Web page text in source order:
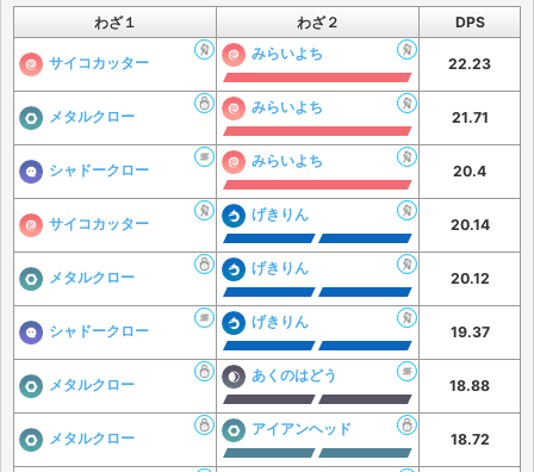
わざ１ わざ２ DPS
サイコカッター
みらいよち
22.23
メタルクロー
みらいよち
21.71
シャドークロー
みらいよち
20.4
サイコカッター
げきりん
20.14
メタルクロー
げきりん
20.12
シャドークロー
げきりん
19.37
メタルクロー
あくのはどう
18.88
メタルクロー
アイアンヘッド
18.72